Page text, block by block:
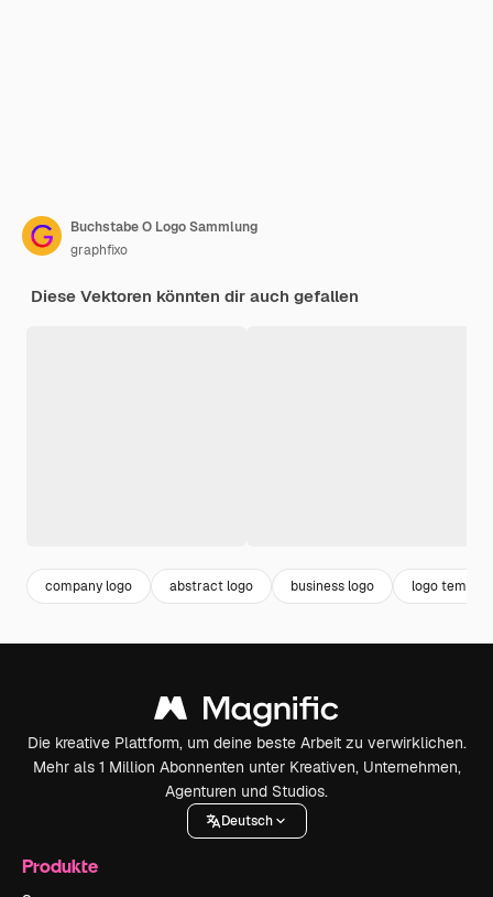
Buchstabe O Logo Sammlung
graphfixo
Diese Vektoren könnten dir auch gefallen
company logo abstract logo business logo logo
Die kreative Plattform, um deine beste Arbeit zu verwirklichen.
Mehr als 1 Million Abonnenten unter Kreativen, Unternehmen,
Agenturen und Studios.
Deutsch
Produkte